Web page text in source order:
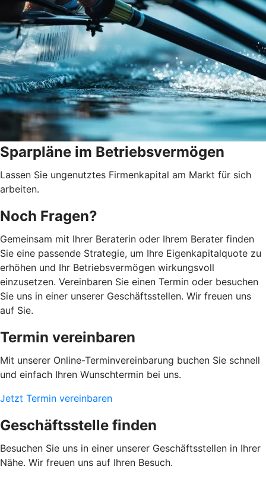
Sparpläne im Betriebsvermögen
Lassen Sie ungenutztes Firmenkapital am Markt für sich
arbeiten.
Noch Fragen?
Gemeinsam mit Ihrer Beraterin oder Ihrem Berater finden
Sie eine passende Strategie, um Ihre Eigenkapitalquote zu
erhöhen und Ihr Betriebsvermögen wirkungsvoll
einzusetzen. Vereinbaren Sie einen Termin oder besuchen
Sie uns in einer unserer Geschäftsstellen. Wir freuen uns
auf Sie.
Termin vereinbaren
Mit unserer Online-Terminvereinbarung buchen Sie schnell
und einfach Ihren Wunschtermin bei uns.
Jetzt Termin vereinbaren
Geschäftsstelle finden
Besuchen Sie uns in einer unserer Geschäftsstellen in Ihrer
Nähe. Wir freuen uns auf Ihren Besuch.